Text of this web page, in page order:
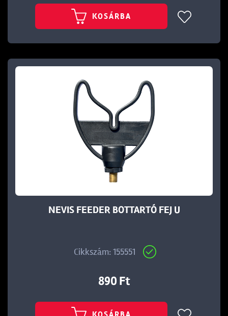
KOSÁRBA
NEVIS FEEDER BOTTARTÓ FEJ U
Cikkszám: 155551
890 Ft